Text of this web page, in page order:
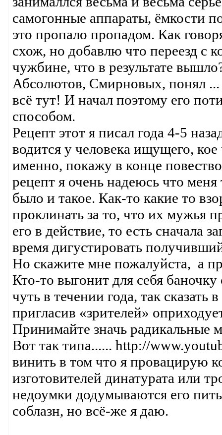
самогонные аппараты, ёмкости
это пропало пропадом. Как
схож, но добавлю что переезд с
чужбине, что в результате
Абсолютов, Смирновых, понял ...
всё тут! И начал поэтому его
способом.
Рецепт этот я писал года 4-5
водится у человека ищущего,
именно, покажу в конце
рецепт я очень надеюсь что
было и такое. Как-то какие то
проклинать за то, что их мужья
его в действие, то есть сначала
время дигустировать
Но скажите мне пожалуйста, а
Кто-то выгонит для себя
чуть в течении года, так
пригласив «зрителей»
Принимайте значь радикальные
Вот так типа...... http://
винить в том что я провацирую
изготовителей динатурата или
недоумки додумываются его
соблазн, но всё-же я даю.